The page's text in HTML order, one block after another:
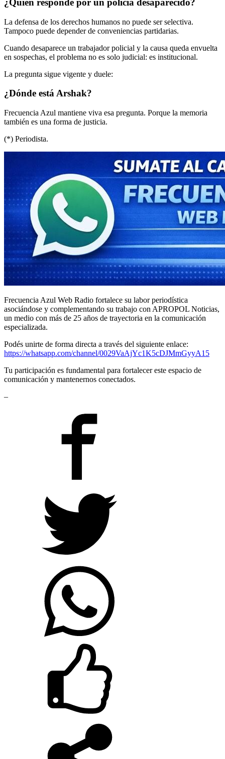
¿Quién responde por un policía desaparecido?
La defensa de los derechos humanos no puede ser selectiva.
Tampoco puede depender de conveniencias partidarias.
Cuando desaparece un trabajador policial y la causa queda envuelta
en sospechas, el problema no es solo judicial: es institucional.
La pregunta sigue vigente y duele:
¿Dónde está Arshak?
Frecuencia Azul mantiene viva esa pregunta. Porque la memoria
también es una forma de justicia.
(*) Periodista.
Frecuencia Azul Web Radio fortalece su labor periodística
asociándose y complementando su trabajo con APROPOL Noticias,
un medio con más de 25 años de trayectoria en la comunicación
especializada.
Podés unirte de forma directa a través del siguiente enlace:
https://whatsapp.com/channel/0029VaAjYc1K5cDJMmGyyA15
Tu participación es fundamental para fortalecer este espacio de
comunicación y mantenernos conectados.
–